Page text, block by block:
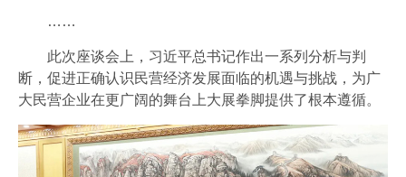
……
此次座谈会上，习近平总书记作出一系列分析与判
断，促进正确认识民营经济发展面临的机遇与挑战，为广
大民营企业在更广阔的舞台上大展拳脚提供了根本遵循。